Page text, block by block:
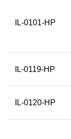
Neue
Technologie
Ionische
IL-0101-HP
IL-0119-HP
IL-0120-HP